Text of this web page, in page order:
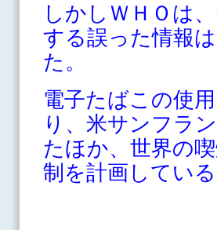
しかしＷＨＯは
する誤った情報
た。
電子たばこの使
り、米サンフラ
たほか、世界の
制を計画してい